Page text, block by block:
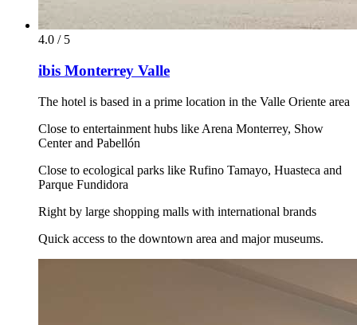
4.0 / 5
ibis Monterrey Valle
The hotel is based in a prime location in the Valle Oriente area
Close to entertainment hubs like Arena Monterrey, Show
Center and Pabellón
Close to ecological parks like Rufino Tamayo, Huasteca and
Parque Fundidora
Right by large shopping malls with international brands
Quick access to the downtown area and major museums.